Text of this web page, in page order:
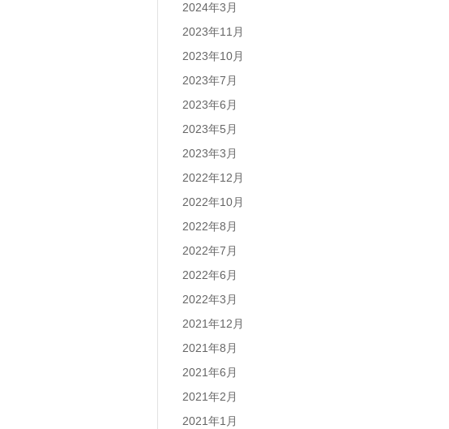
2024年3月
2023年11月
2023年10月
2023年7月
2023年6月
2023年5月
2023年3月
2022年12月
2022年10月
2022年8月
2022年7月
2022年6月
2022年3月
2021年12月
2021年8月
2021年6月
2021年2月
2021年1月